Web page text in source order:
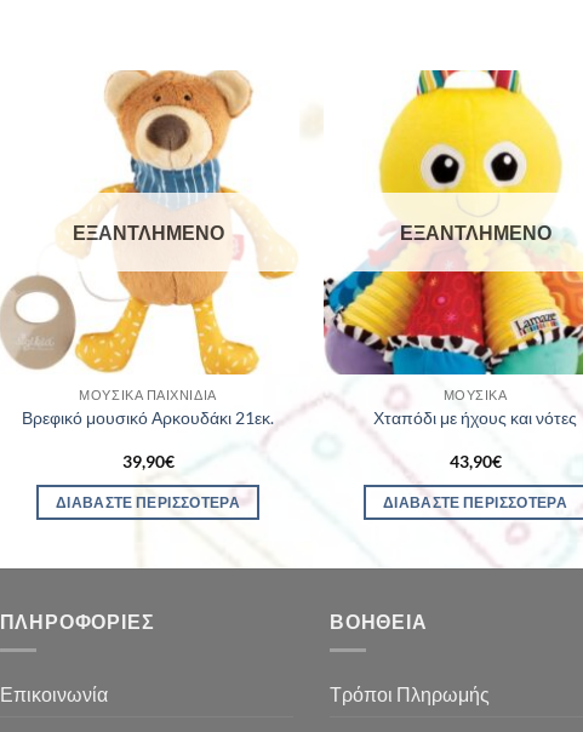
ΕΞΑΝΤΛΗΜΈΝΟ
ΜΟΥΣΙΚΆ ΠΑΙΧΝΊΔΙΑ
Βρεφικό μουσικό Αρκουδάκι 21εκ.
39,90€
ΔΙΑΒΆΣΤΕ ΠΕΡΙΣΣΌΤΕΡΑ
ΕΞΑΝΤΛΗΜΈΝΟ
ΜΟΥΣΙΚΆ
Χταπόδι με ήχους και νότες
43,90€
ΔΙΑΒΆΣΤΕ ΠΕΡΙΣΣΌΤΕΡΑ
ΠΛΗΡΟΦΟΡΊΕΣ
Επικοινωνία
ΒΟΉΘΕΙΑ
Τρόποι Πληρωμής